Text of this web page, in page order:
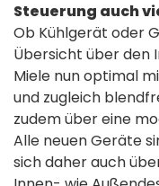
Steuerung auch
Ob Kühlgerät oder
Übersicht über den
Miele nun optimal
und zugleich
zudem über eine
Alle neuen Geräte
sich daher auch